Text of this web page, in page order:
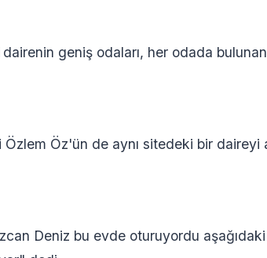
geniş odaları, her odada
Öz'ün de aynı sitedeki bir daireyi
Deniz bu evde oturuyordu